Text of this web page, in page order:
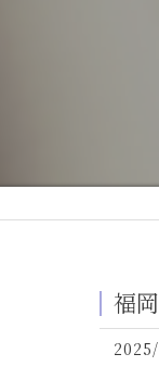
福